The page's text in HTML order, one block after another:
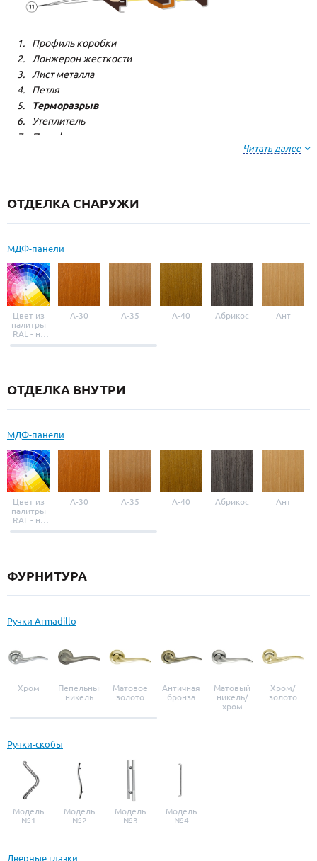
Профиль коробки
Лонжерон жесткости
Лист металла
Петля
Терморазрыв
Утеплитель
Пенофлекс
Резиновый уплотнитель
Читать далее
ОТДЕЛКА СНАРУЖИ
МДФ-панели
Цвет из
палитры
RAL - на
выбор
A-30 A-35 A-40 Абрикос Ант
ОТДЕЛКА ВНУТРИ
МДФ-панели
Цвет из
палитры
RAL - на
выбор
A-30 A-35 A-40 Абрикос Ант
ФУРНИТУРА
Ручки Armadillo
Хром
Пепельный
никель
Матовое
золото
Античная
бронза
Матовый
никель/
хром
Хром/
золото
Ручки-скобы
Модель
№1
Модель
№2
Модель
№3
Модель
№4
Дверные глазки